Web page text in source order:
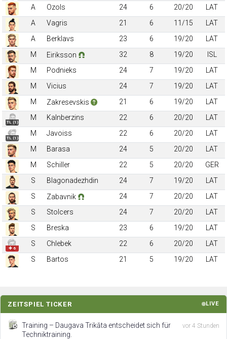
A
Ozols 24 6 20/20
LAT
A
Vagris 21 6 11/15
LAT
A
Berklavs 23 6 19/20
LAT
M
Eiriksson 32 8 19/20
ISL
M
Podnieks 24 7 19/20
LAT
M
Vicius 24 7 19/20
LAT
M
Zakresevskis 21 6 19/20 LAT
TL (1)
M Kalnberzins 22 6 20/20 LAT
TL (1)
M Javoiss 22 6 20/20
LAT
M
Barasa 24 5 20/20
LAT
M
Schiller 22 5 20/20
GER
S
Blagonadezhdin 24 7 19/20
LAT
S
Zabavnik 24 7 20/20
LAT
S
Stolcers 24 7 20/20
LAT
S
Breska 23 6 19/20 LAT
✚ 6
S Chlebek 22 6 20/20
LAT
S
Bartos 21 5 19/20 LAT
ZEITSPIEL TICKER LIVE
Training – Daugava Trikāta entscheidet sich für
Techniktraining.
vor 4 Stunden